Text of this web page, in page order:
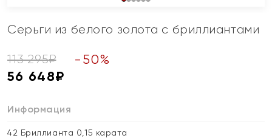
Серьги из белого золота с бриллиантами
113 295₽ - 50%
56 648₽
Информация
42 Бриллианта 0,15 карата